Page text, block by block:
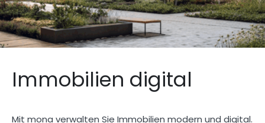
Immobilien digital
Mit mona verwalten Sie Immobilien modern und digital.